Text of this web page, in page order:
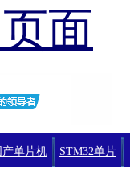
面
产单片机 STM32单片